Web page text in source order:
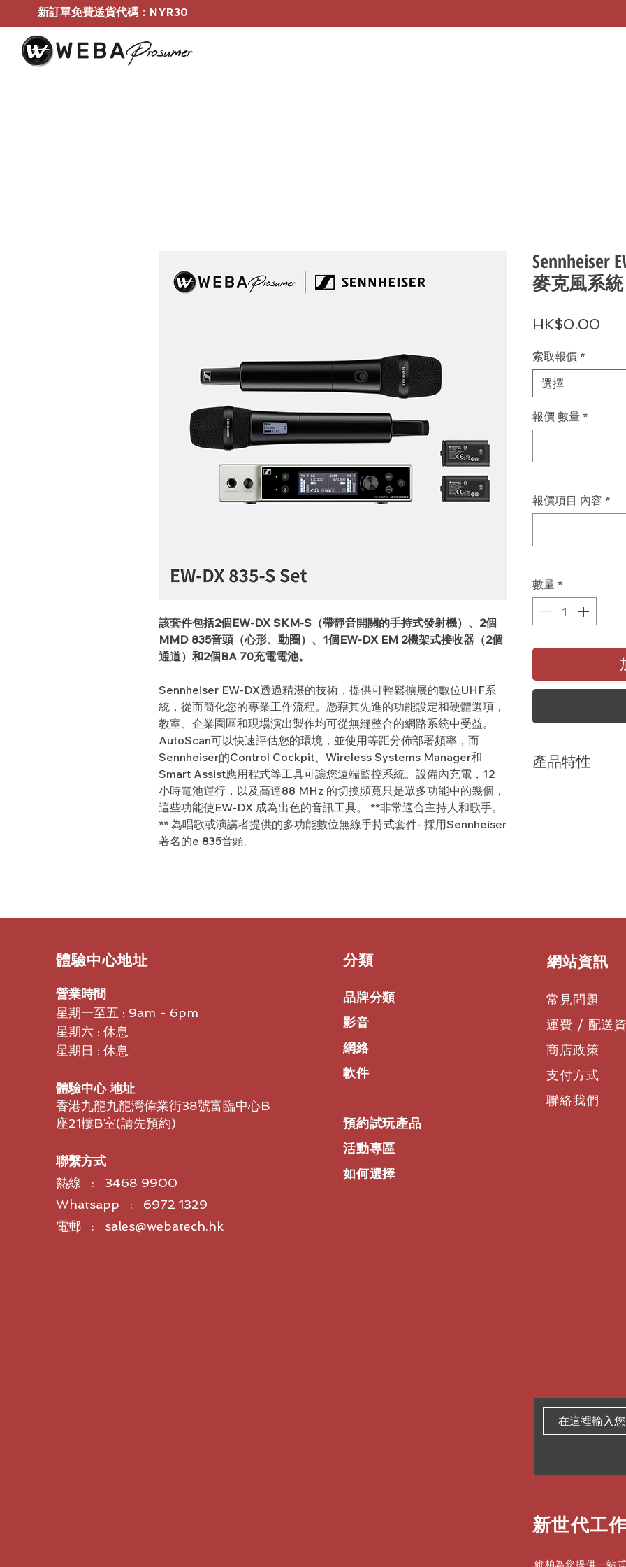
新訂單免費送貨代碼：NYR30
該套件包括2個EW-DX SKM-S（帶靜音開關的手持式發射機）、2個
MMD 835音頭（心形、動圈）、1個EW-DX EM 2機架式接收器（2個
通道）和2個BA 70充電電池。
Sennheiser EW-DX透過精湛的技術，提供可輕鬆擴展的數位UHF系
統，從而簡化您的專業工作流程。憑藉其先進的功能設定和硬體選項，
教室、企業園區和現場演出製作均可從無縫整合的網路系統中受益。
AutoScan可以快速評估您的環境，並使用等距分佈部署頻率，而
Sennheiser的Control Cockpit、Wireless Systems Manager和
Smart Assist應用程式等工具可讓您遠端監控系統。設備內充電，12
小時電池運行，以及高達88 MHz 的切換頻寬只是眾多功能中的幾個，
這些功能使EW-DX 成為出色的音訊工具。 **非常適合主持人和歌手。
** 為唱歌或演講者提供的多功能數位無線手持式套件- 採用Sennheiser
著名的e 835音頭。
Sennheiser
麥克風系統
HK$0.00
索取報價 *
選擇
報價 數量 *
報價項目 內容 *
數量 *
產品特性
可充電鋰離子電
小時
包括按鈕鎖定功能
池時也可在螢幕上
式，600 kHz間
模式，具有300
高達88 MHz的切
得益於專有的
​體驗中心地址
營業時間
星期一至五 : 9am - 6pm
星期六 : 休息
星期日 : 休息
體驗中心 地址
香港九龍九龍灣偉業街38號富臨中心B
座21樓B室​(請先預約)
聯繫方式
熱線 : 3468 9900
Whatsapp : 6972 1329
電郵 : sales@webatech.hk
​分類
品牌分類
影音
網絡
軟件
預約試玩產品
活動專區
如何選擇
​網站資訊
常見問題
運費 / 配送
商店政策
支付方式
聯絡我們
新世代工
維柏為您提供一站